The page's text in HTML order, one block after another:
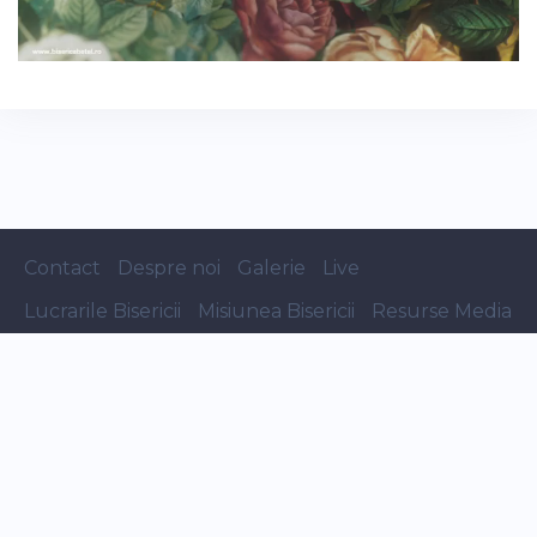
Contact Despre noi Galerie
Live
Lucrarile Bisericii
Misiunea Bisericii Resurse Media